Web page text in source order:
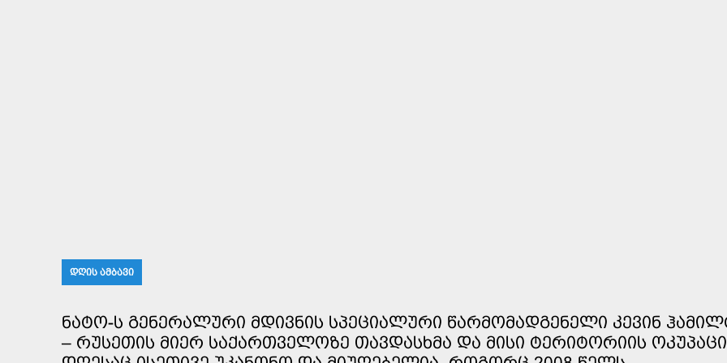
ᲓᲦᲘᲡ ᲐᲛᲑᲐᲕᲘ
ᲜᲐᲢᲝ-Ს ᲒᲔᲜᲔᲠᲐᲚᲣᲠᲘ ᲛᲓᲘᲕᲜᲘᲡ ᲡᲞᲔᲪᲘᲐᲚᲣᲠᲘ ᲬᲐᲠᲛᲝᲛᲐᲓᲒᲔᲜᲔᲚᲘ ᲙᲔᲕᲘᲜ
– ᲠᲣᲡᲔᲗᲘᲡ ᲛᲘᲔᲠ ᲡᲐᲥᲐᲠᲗᲕᲔᲚᲝᲖᲔ ᲗᲐᲕᲓᲐᲡᲮᲛᲐ ᲓᲐ ᲛᲘᲡᲘ ᲢᲔᲠᲘᲢᲝᲠᲘᲘᲡ